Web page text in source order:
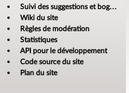
Suivi des suggestions et bogues
Wiki du site
Règles de modération
Statistiques
API pour le développement
Code source du site
Plan du site